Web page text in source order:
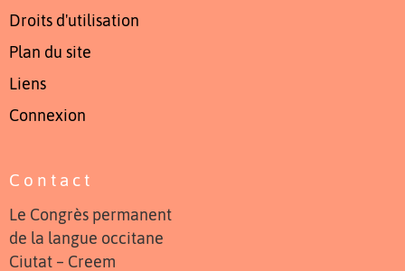
Droits d'utilisation
Plan du site
Liens
Connexion
Contact
Le Congrès permanent
de la langue occitane
Ciutat – Creem